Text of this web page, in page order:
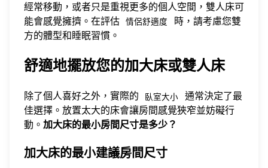
經常移動，或者只是重視更多的個人空間，雙人床可
能會感覺擁擠。在評估
情侶舒適度
時，請考慮您雙
方的體型和睡眠習慣。
舒適地擺放您的加大床或雙人床
除了個人喜好之外，實際的 臥室大小
通常決定了最
佳選擇。放置太大的床會讓房間感覺狹窄並妨礙行
動。 加大床的最小房間尺寸是多少？
加大床的最小建議房間尺寸